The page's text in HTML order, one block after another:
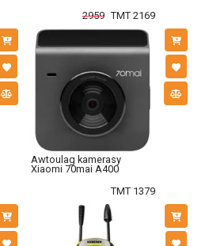
2959 TMT 2169
Awtoulag kamerasy
Xiaomi 70mai A400
TMT 1379